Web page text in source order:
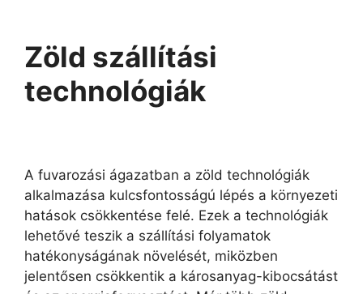
Zöld szállítási
technológiák
A fuvarozási ágazatban a zöld technológiák
alkalmazása kulcsfontosságú lépés a környezeti
hatások csökkentése felé. Ezek a technológiák
lehetővé teszik a szállítási folyamatok
hatékonyságának növelését, miközben
jelentősen csökkentik a károsanyag-kibocsátást